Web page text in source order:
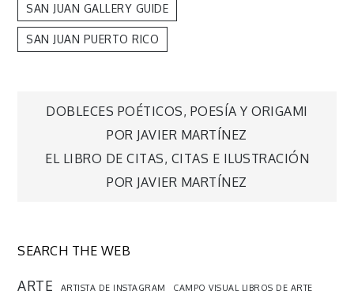
SAN JUAN GALLERY GUIDE
SAN JUAN PUERTO RICO
Navegación
de
entradas
DOBLECES POÉTICOS, POESÍA Y ORIGAMI
POR JAVIER MARTÍNEZ
EL LIBRO DE CITAS, CITAS E ILUSTRACIÓN
POR JAVIER MARTÍNEZ
SEARCH THE WEB
ARTE ARTISTA DE INSTAGRAM
CAMPO VISUAL LIBROS DE ARTE